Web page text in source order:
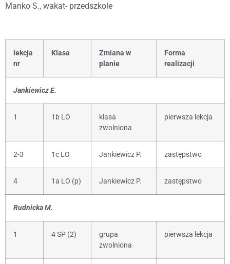
Manko S., wakat- przedszkole
lekcja
nr
Klasa
Zmiana w
planie
Forma
realizacji
Jankiewicz E.
1 1b LO
klasa
zwolniona
pierwsza lekcja
2-3 1c LO Jankiewicz P. zastępstwo
4 1a LO (p) Jankiewicz P. zastępstwo
Rudnicka M.
1 4 SP (2)
grupa
zwolniona
pierwsza lekcja